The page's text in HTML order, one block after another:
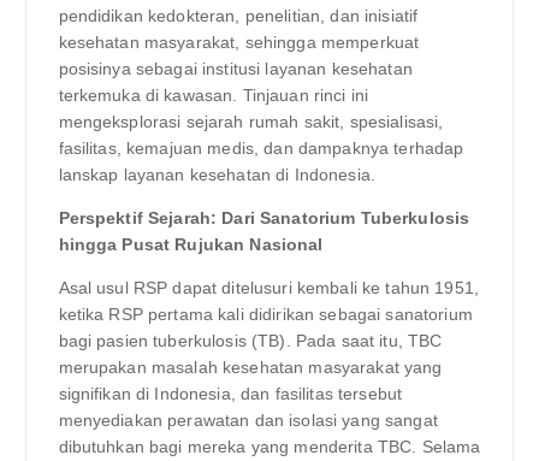
pendidikan kedokteran, penelitian, dan inisiatif
kesehatan masyarakat, sehingga memperkuat
posisinya sebagai institusi layanan kesehatan
terkemuka di kawasan. Tinjauan rinci ini
mengeksplorasi sejarah rumah sakit, spesialisasi,
fasilitas, kemajuan medis, dan dampaknya terhadap
lanskap layanan kesehatan di Indonesia.
Perspektif Sejarah: Dari Sanatorium Tuberkulosis
hingga Pusat Rujukan Nasional
Asal usul RSP dapat ditelusuri kembali ke tahun 1951,
ketika RSP pertama kali didirikan sebagai sanatorium
bagi pasien tuberkulosis (TB). Pada saat itu, TBC
merupakan masalah kesehatan masyarakat yang
signifikan di Indonesia, dan fasilitas tersebut
menyediakan perawatan dan isolasi yang sangat
dibutuhkan bagi mereka yang menderita TBC. Selama